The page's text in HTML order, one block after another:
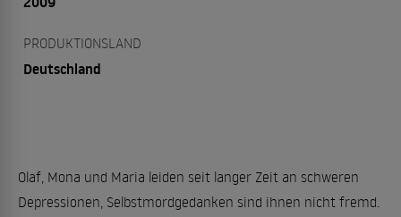
PRODUKTIONSLAND
Deutschland
Olaf, Mona und Maria leiden seit langer Zeit an schweren
Depressionen, Selbstmordgedanken sind ihnen nicht fremd.